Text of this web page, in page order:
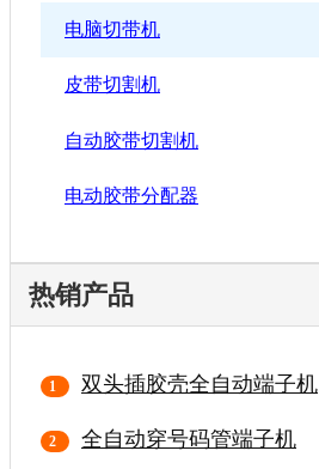
电脑切带机
皮带切割机
自动胶带切割机
电动胶带分配器
热销产品
双头插胶壳全自动端子机
全自动穿号码管端子机